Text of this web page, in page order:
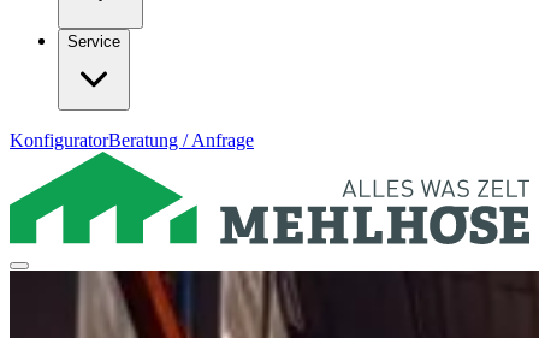
Service
KonfiguratorBeratung / Anfrage